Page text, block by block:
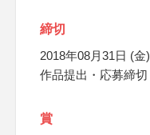
締切
2018年08月31日 (金)
作品提出・応募締
賞